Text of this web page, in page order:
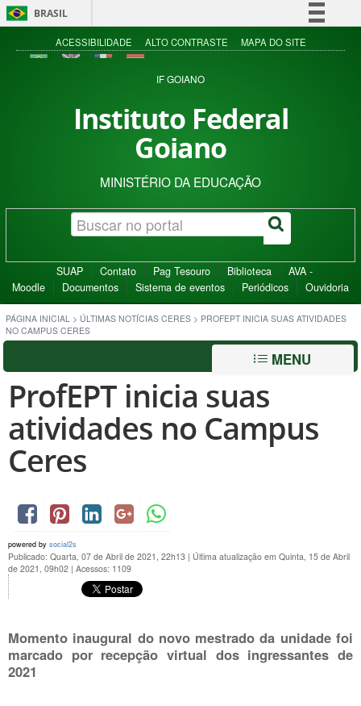
BRASIL
Simplifique!
Acesso à informação
ACESSIBILIDADE ALTO CONTRASTE MAPA DO SITE
IF GOIANO
Instituto Federal
Goiano
MINISTÉRIO DA EDUCAÇÃO
SUAP Contato Pag Tesouro Biblioteca
AVA -
Moodle
Documentos Sistema de eventos Periódicos Ouvidoria
PÁGINA INICIAL > ÚLTIMAS NOTÍCIAS CERES > PROFEPT INICIA SUAS ATIVIDADES
NO CAMPUS CERES
MENU
ProfEPT inicia suas
atividades no Campus
Ceres
powered by social2s
Publicado: Quarta, 07 de Abril de 2021, 22h13 | Última atualização em Quinta, 15 de Abril
de 2021, 09h02 | Acessos: 1109
Momento inaugural do novo mestrado da unidade foi
marcado por recepção virtual dos ingressantes de
2021